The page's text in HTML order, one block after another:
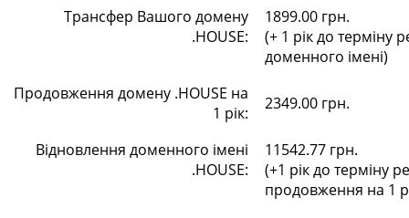
Трансфер Вашого домену
.HOUSE:
1899.00 грн.
(+ 1 рік до терміну
доменного імені)
Продовження домену .HOUSE на
1 рік:
2349.00 грн.
Відновлення доменного імені
.HOUSE:
11542.77 грн.
(+1 рік до терміну
продовження на 1